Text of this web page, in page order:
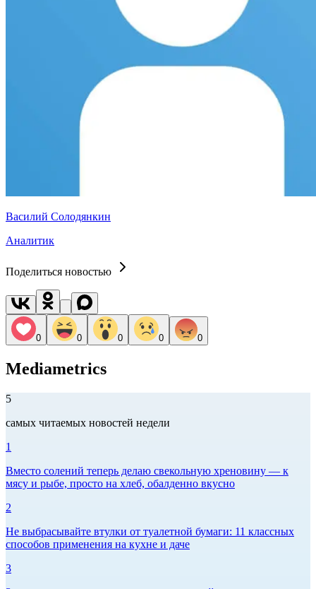
Василий Солодянкин
Аналитик
Поделиться новостью
0 0 0 0 0
Mediametrics
5
самых читаемых новостей недели
1
Вместо солений теперь делаю свекольную хреновину — к
мясу и рыбе, просто на хлеб, обалденно вкусно
2
Не выбрасывайте втулки от туалетной бумаги: 11 классных
способов применения на кухне и даче
3